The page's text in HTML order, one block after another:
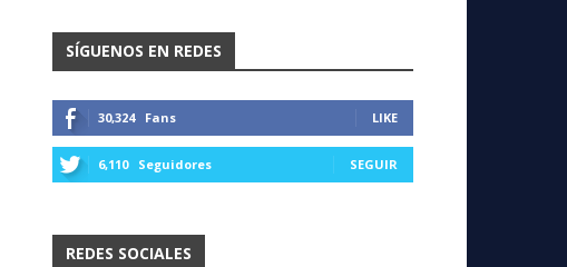
SÍGUENOS EN REDES
30,324 Fans LIKE
6,110 Seguidores SEGUIR
REDES SOCIALES